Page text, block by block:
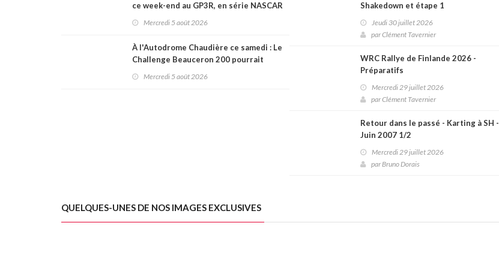
ce week-end au GP3R, en série NASCAR
Mercredi 5 août 2026
À l'Autodrome Chaudière ce samedi : Le
Challenge Beauceron 200 pourrait
Mercredi 5 août 2026
Shakedown et étape 1
Jeudi 30 juillet 2026
parClément Tavernier
WRC Rallye de Finlande 2026 -
Préparatifs
Mercredi 29 juillet 2026
parClément Tavernier
Retour dans le passé - Karting à SH -
Juin 2007 1/2
Mercredi 29 juillet 2026
parBruno Dorais
QUELQUES-UNES DE NOS IMAGES EXCLUSIVES